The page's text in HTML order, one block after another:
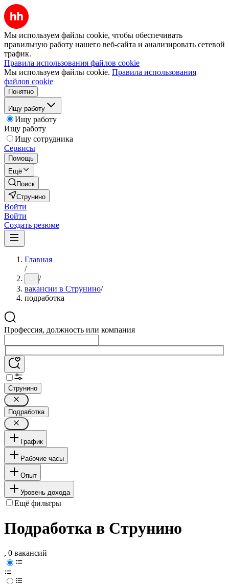
Мы используем файлы cookie, чтобы обеспечивать
правильную работу нашего веб-сайта и анализировать сетевой
трафик.
Правила использования файлов cookie
Мы используем файлы cookie. Правила использования
файлов cookie
Понятно
Ищу работу
Ищу работу
Ищу работу
Ищу сотрудника
Сервисы
Помощь
Ещё
Поиск
Струнино
Войти
Войти
Создать резюме
Главная
/
... /
вакансии в Струнино/
подработка
Профессия, должность или компания
Струнино
Подработка
График
Рабочие часы
Опыт
Уровень дохода
Ещё фильтры
Подработка в Струнино
, 0 вакансий